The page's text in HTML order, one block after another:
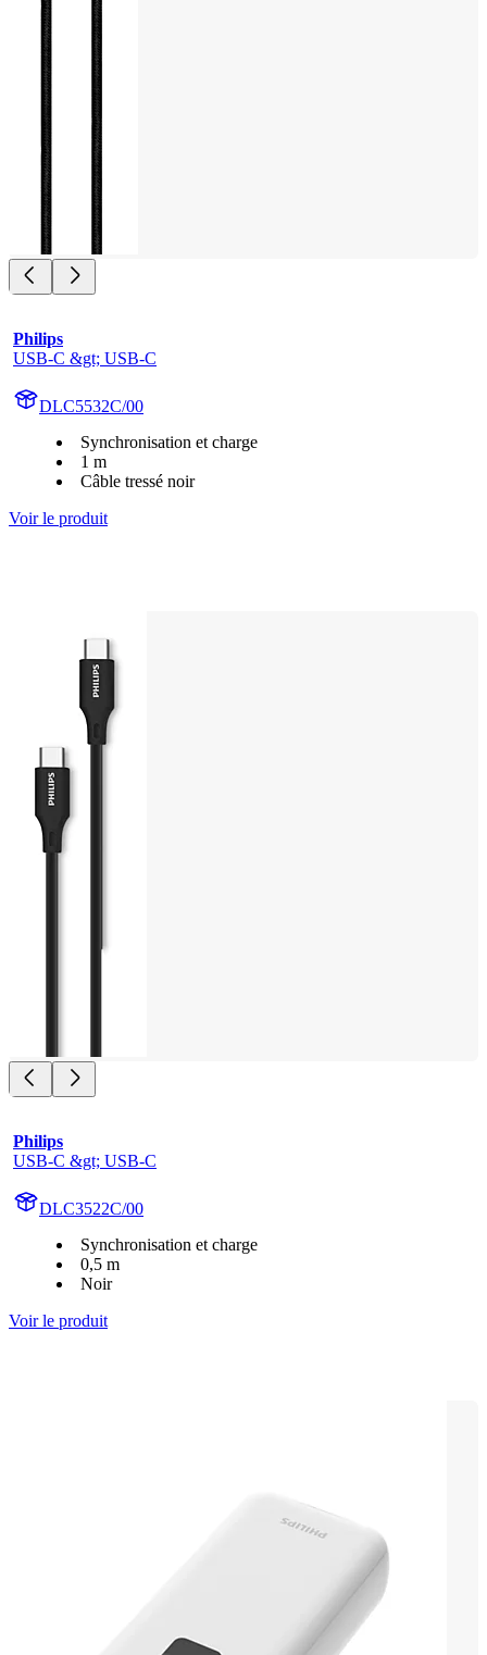
Philips
USB-C &gt; USB-C
DLC5532C/00
Synchronisation et charge
1 m
Câble tressé noir
Voir le produit
Philips
USB-C &gt; USB-C
DLC3522C/00
Synchronisation et charge
0,5 m
Noir
Voir le produit